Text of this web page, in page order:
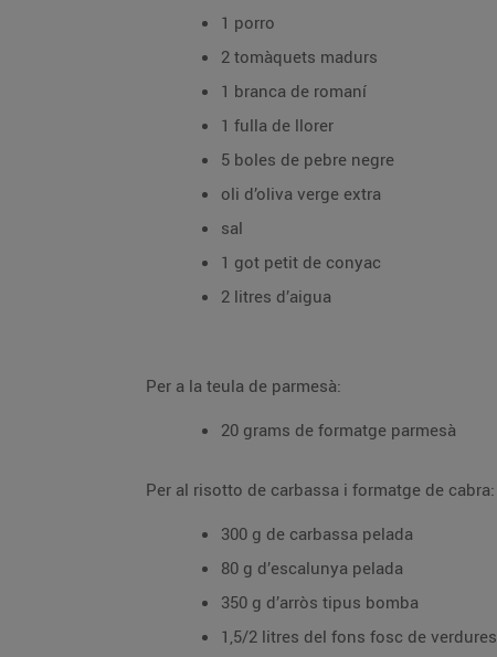
1 porro
2 tomàquets madurs
1 branca de romaní
1 fulla de llorer
5 boles de pebre negre
oli d’oliva verge extra
sal
1 got petit de conyac
2 litres d’aigua
Per a la teula de parmesà:
20 grams de formatge parmesà
Per al risotto de carbassa i formatge de cabra:
300 g de carbassa pelada
80 g d’escalunya pelada
350 g d’arròs tipus bomba
1,5/2 litres del fons fosc de verdures